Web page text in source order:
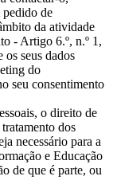
de
da atividade
- Artigo 6.º, n.º 1,
seus dados
do
seu consentimento
o direito de
dos
necessário para a
e Educação
de que é parte, ou